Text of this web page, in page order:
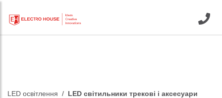
LED освітлення LED світильники трекові і аксесуари